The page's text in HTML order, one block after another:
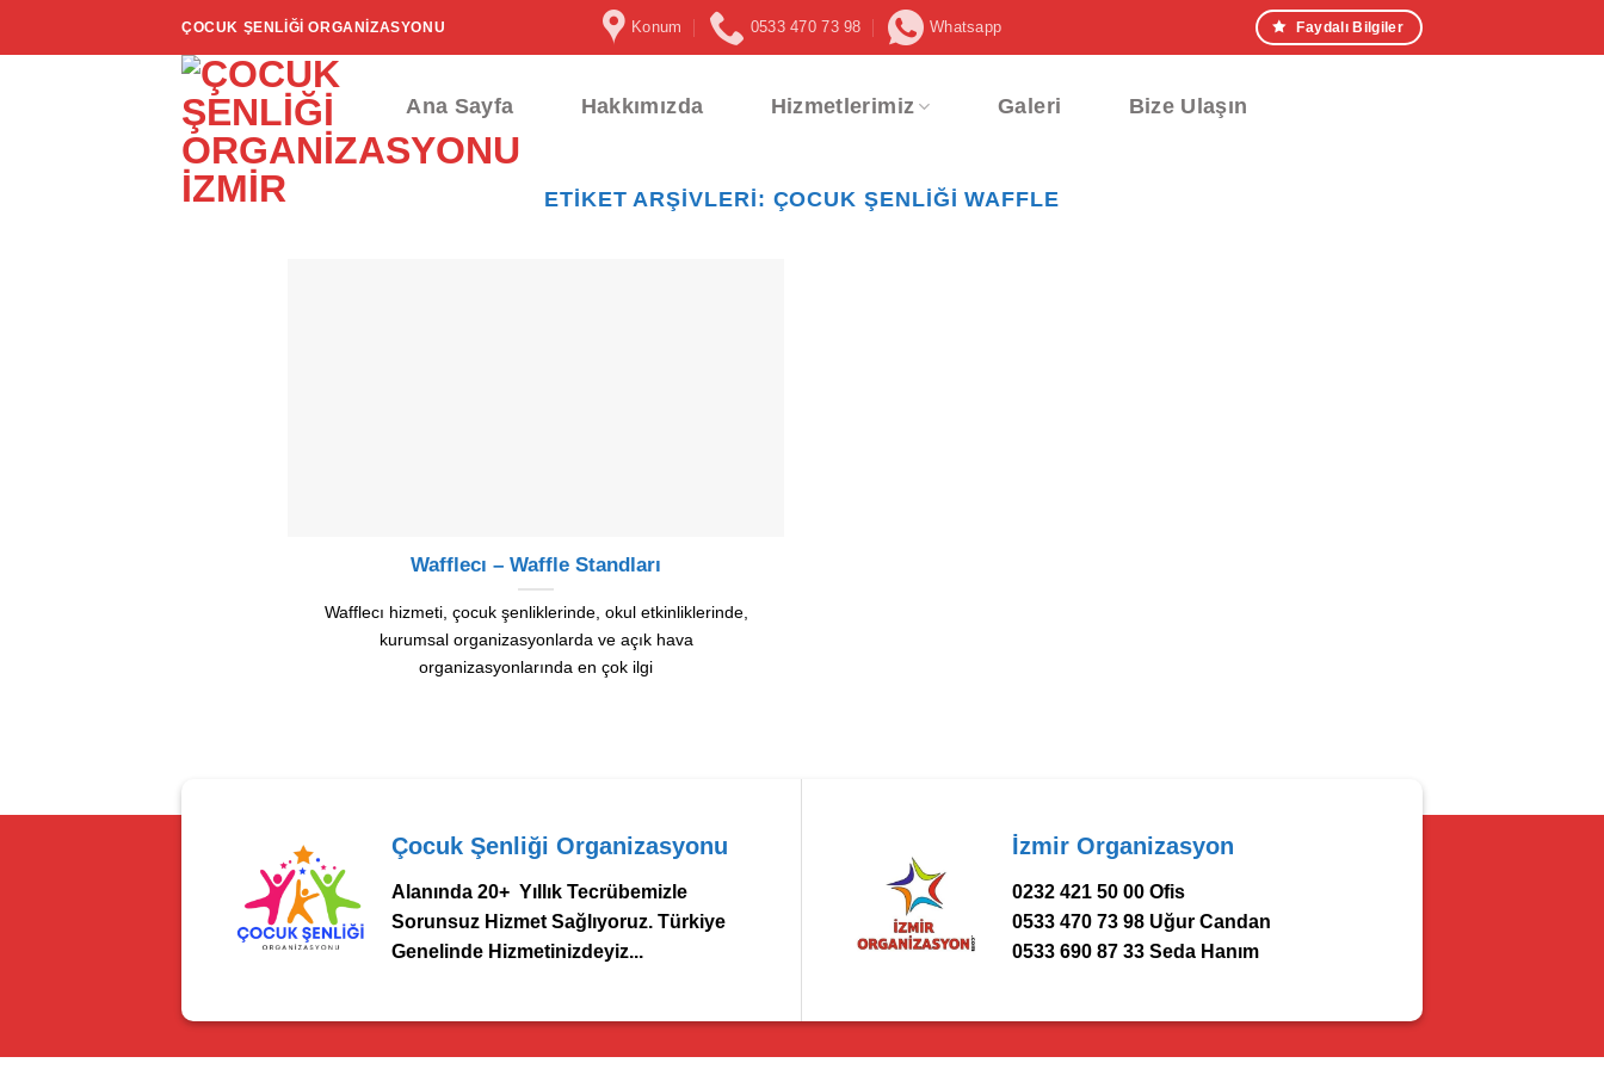
ÇOCUK ŞENLIĞI ORGANIZASYONU Konum 0533 470 73 98 Whatsapp Faydalı Bilgiler
Ana Sayfa Hakkımızda Hizmetlerimiz Galeri Bize Ulaşın
ETIKET ARŞIVLERI: ÇOCUK ŞENLIĞI WAFFLE
Wafflecı – Waffle Standları
Wafflecı hizmeti, çocuk şenliklerinde, okul etkinliklerinde,
kurumsal organizasyonlarda ve açık hava
organizasyonlarında en çok ilgi
Çocuk Şenliği Organizasyonu
Alanında 20+ Yıllık Tecrübemizle
Sorunsuz Hizmet Sağlıyoruz. Türkiye
Genelinde Hizmetinizdeyiz...
İzmir Organizasyon
0232 421 50 00 Ofis
0533 470 73 98 Uğur Candan
0533 690 87 33 Seda Hanım